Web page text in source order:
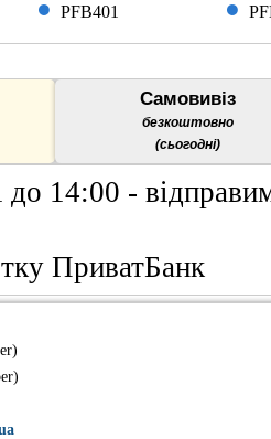
PFB401
Самовивіз
безкоштовно
(сьогодні)
14:00 -
ПриватБанк